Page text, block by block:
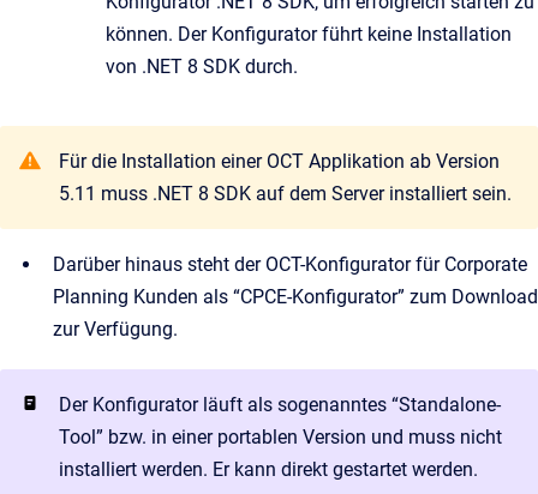
können. Der Konfigurator führt keine Installation
von .NET 8 SDK durch.
Für die Installation einer OCT Applikation ab Version
5.11 muss .NET 8 SDK auf dem Server installiert sein.
Darüber hinaus steht der OCT-Konfigurator für Corporate
Planning Kunden als “CPCE-Konfigurator” zum Download
zur Verfügung.
Der Konfigurator läuft als sogenanntes “Standalone-
Tool” bzw. in einer portablen Version und muss nicht
installiert werden. Er kann direkt gestartet werden.